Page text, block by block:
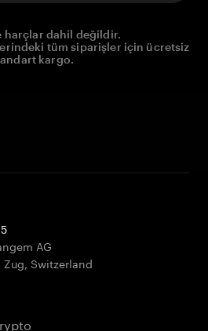
harçlar dahil değildir.
tüm siparişler için ücretsiz
kargo.
AG
, Switzerland